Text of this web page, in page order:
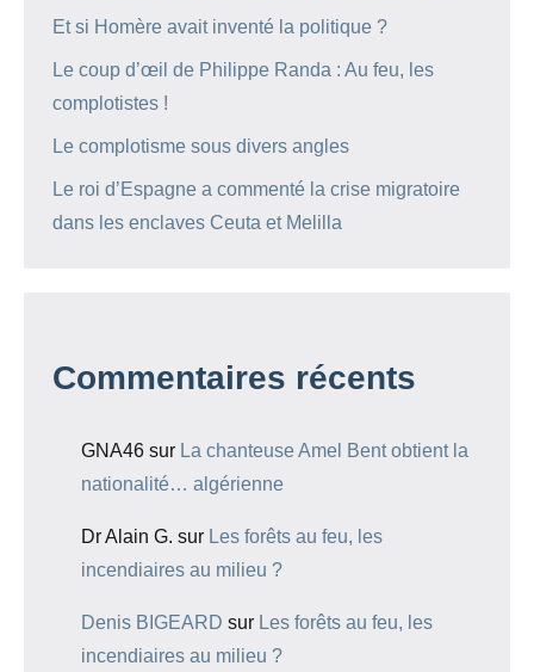
Et si Homère avait inventé la politique ?
Le coup d’œil de Philippe Randa : Au feu, les
complotistes !
Le complotisme sous divers angles
Le roi d’Espagne a commenté la crise migratoire
dans les enclaves Ceuta et Melilla
Commentaires récents
GNA46 sur La chanteuse Amel Bent obtient la
nationalité… algérienne
Dr Alain G. sur Les forêts au feu, les
incendiaires au milieu ?
Denis BIGEARD sur Les forêts au feu, les
incendiaires au milieu ?